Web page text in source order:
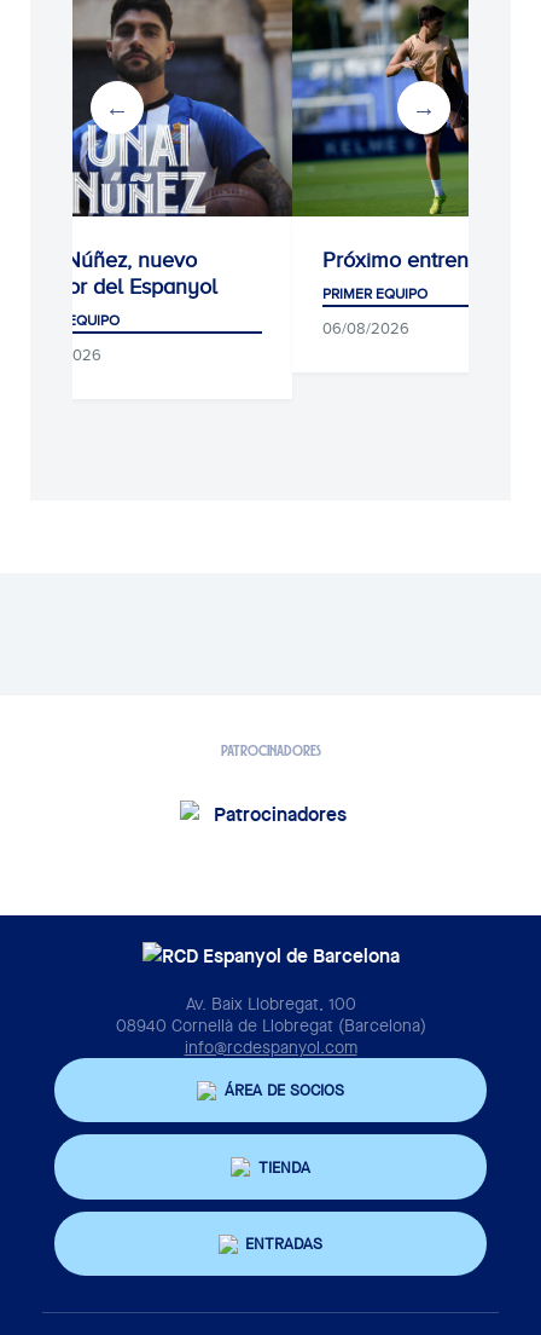
Unai Núñez, nuevo
jugador del Espanyol
PRIMER EQUIPO
06/08/2026
Próximo
PRIMER EQUIPO
06/08/2026
PATROCINADORES
Av. Baix Llobregat, 100
08940 Cornellà de Llobregat (Barcelona)
info@rcdespanyol.com
ÁREA DE SOCIOS
TIENDA
ENTRADAS